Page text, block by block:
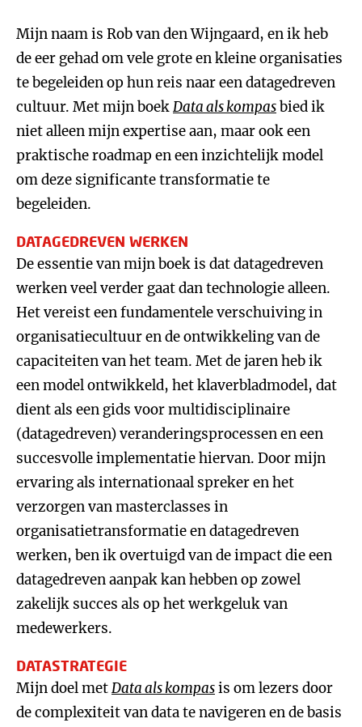
Mijn naam is Rob van den Wijngaard, en ik heb
de eer gehad om vele grote en kleine organisaties
te begeleiden op hun reis naar een datagedreven
cultuur. Met mijn boekData als kompasbied ik
niet alleen mijn expertise aan, maar ook een
praktische roadmap en een inzichtelijk model
om deze significante transformatie te
begeleiden.
DATAGEDREVEN WERKEN
De essentie van mijn boek is dat datagedreven
werken veel verder gaat dan technologie alleen.
Het vereist een fundamentele verschuiving in
organisatiecultuur en de ontwikkeling van de
capaciteiten van het team. Met de jaren heb ik
een model ontwikkeld, het klaverbladmodel, dat
dient als een gids voor multidisciplinaire
(datagedreven) veranderingsprocessen en een
succesvolle implementatie hiervan. Door mijn
ervaring als internationaal spreker en het
verzorgen van masterclasses in
organisatietransformatie en datagedreven
werken, ben ik overtuigd van de impact die een
datagedreven aanpak kan hebben op zowel
zakelijk succes als op het werkgeluk van
medewerkers.
DATASTRATEGIE
Mijn doel metData als kompasis om lezers door
de complexiteit van data te navigeren en de basis